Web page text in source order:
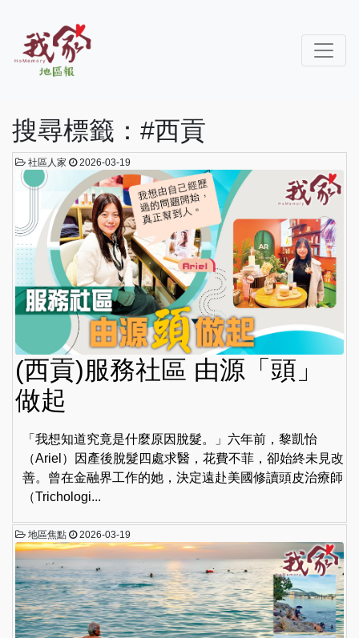
搜尋標籤：#西貢
社區人家 2026-03-19
(西貢)服務社區 由源「頭」
做起
「我想知道究竟是什麼原因脫髮。」六年前，黎凱怡
（Ariel）因產後脫髮四處求醫，花費不菲，卻始終未見改
善。曾在金融界工作的她，決定遠赴美國修讀頭皮治療師
（Trichologi...
地區焦點 2026-03-19